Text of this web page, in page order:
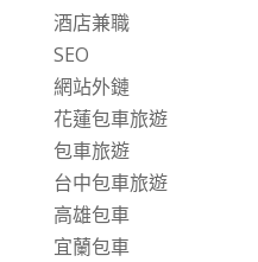
酒店兼職
SEO
網站外鏈
花蓮包車旅遊
包車旅遊
台中包車旅遊
高雄包車
宜蘭包車